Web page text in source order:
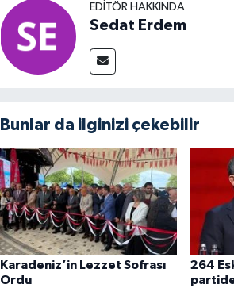
EDITÖR HAKKINDA
Sedat Erdem
Bunlar da ilginizi çekebilir
Karadeniz’in Lezzet Sofrası
Ordu
264